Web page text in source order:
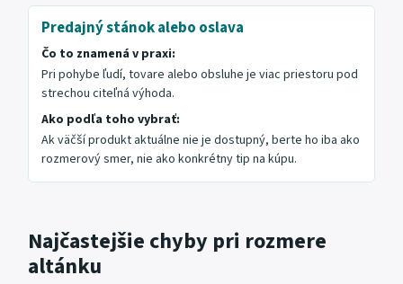
Predajný stánok alebo oslava
Čo to znamená v praxi:
Pri pohybe ľudí, tovare alebo obsluhe je viac priestoru pod
strechou citeľná výhoda.
Ako podľa toho vybrať:
Ak väčší produkt aktuálne nie je dostupný, berte ho iba ako
rozmerový smer, nie ako konkrétny tip na kúpu.
Najčastejšie chyby pri rozmere
altánku